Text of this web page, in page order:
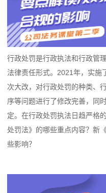
行政处罚是行政执法和行政管
法律责任形式。2021年，实施
次大改，对行政处罚的种类、
序等问题进行了修改完善，同
定。在行政处罚执法日趋严格
处罚法》的哪些重点内容？新
些影响？